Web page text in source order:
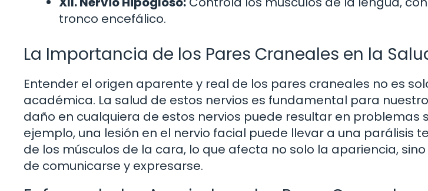
tronco encefálico.
La Importancia de los Pares Craneales en la
Entender el origen aparente y real de los pares craneales no es
académica. La salud de estos nervios es fundamental para
daño en cualquiera de estos nervios puede resultar en problemas
ejemplo, una lesión en el nervio facial puede llevar a una parálisis
de los músculos de la cara, lo que afecta no solo la apariencia,
de comunicarse y expresarse.